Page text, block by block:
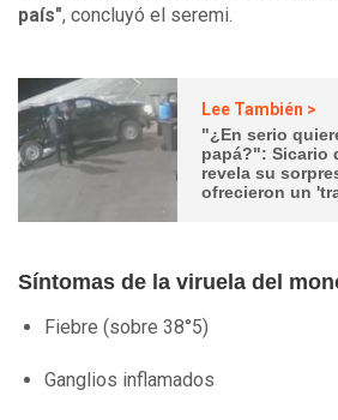
país", concluyó el seremi.
Lee También >
"¿En serio
papá?": Sicario
revela su
ofrecieron un
Síntomas de la viruela del
Fiebre (sobre 38°5)
Ganglios inflamados